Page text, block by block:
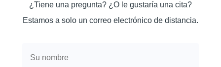
¿Tiene una pregunta? ¿O le gustaría una cita?
Estamos a solo un correo electrónico de distancia.